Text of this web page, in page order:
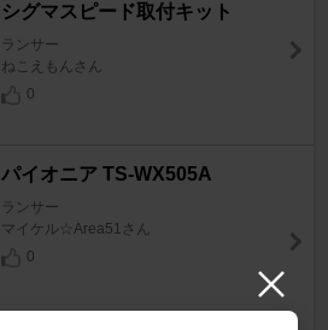
シグマスピード取付キット
ランサー
ねこえもんさん
0
パイオニア TS-WX505A
ランサー
マイケル☆Area51さん
0